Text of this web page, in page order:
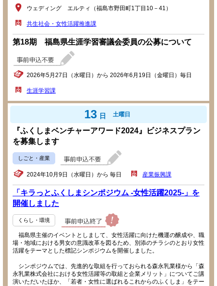
ウェディング エルティ（福島市野田町1丁目10－41）
共生社会・女性活躍推進課
第18期 福島県生涯学習審議会委員の公募について
2026年5月27日（水曜日）から 2026年6月19日（金曜日）毎日
生涯学習課
13 日 土曜日
『ふくしまベンチャーアワード2024』ビジネスプラン
を募集します
しごと・産業
2024年10月9日（水曜日）から 毎日 産業振興課
「キラっとふくしまシンポジウム -女性活躍2025-」を
開催しました
くらし・環境
福島県主催のイベントとしまして、女性活躍に向けた機運の醸成や、職
場・地域における男女の意識改革を図るため、別添のチラシのとおり女性
活躍をテーマとした標記シンポジウムを開催しました。
シンポジウムでは、先進的な取組を行っておられる森永乳業様から「森
永乳業株式会社における女性活躍等の取組と企業メリット」についてご講
演いただいたほか、「若者・女性に選ばれるこれからのふくしま」をテー